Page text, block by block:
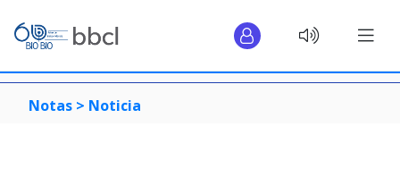
Notas > Noticia